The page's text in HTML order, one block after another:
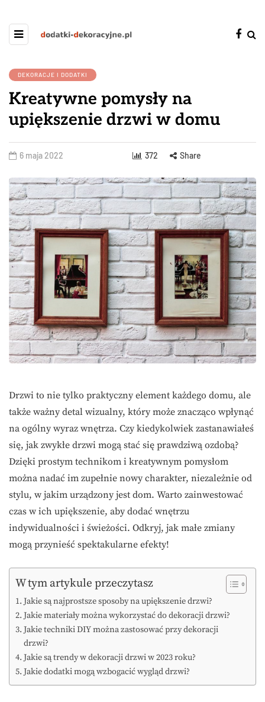
DEKORACJE I DODATKI
Kreatywne pomysły na
upiększenie drzwi w domu
6 maja 2022 372 Share
Drzwi to nie tylko praktyczny element każdego domu, ale
także ważny detal wizualny, który może znacząco wpłynąć
na ogólny wyraz wnętrza. Czy kiedykolwiek zastanawiałeś
się, jak zwykłe drzwi mogą stać się prawdziwą ozdobą?
Dzięki prostym technikom i kreatywnym pomysłom
można nadać im zupełnie nowy charakter, niezależnie od
stylu, w jakim urządzony jest dom. Warto zainwestować
czas w ich upiększenie, aby dodać wnętrzu
indywidualności i świeżości. Odkryj, jak małe zmiany
mogą przynieść spektakularne efekty!
W tym artykule przeczytasz
Jakie są najprostsze sposoby na upiększenie drzwi?
Jakie materiały można wykorzystać do dekoracji drzwi?
Jakie techniki DIY można zastosować przy dekoracji
drzwi?
Jakie są trendy w dekoracji drzwi w 2023 roku?
Jakie dodatki mogą wzbogacić wygląd drzwi?